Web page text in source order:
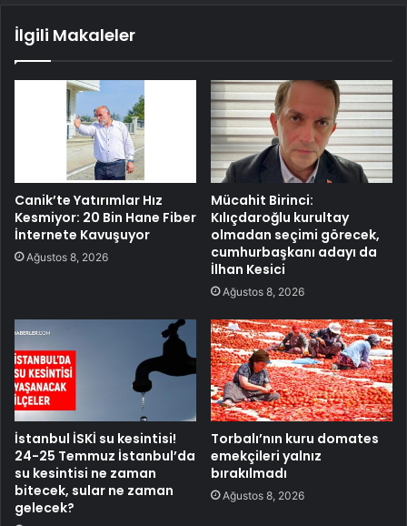
İlgili Makaleler
Canik’te Yatırımlar Hız
Kesmiyor: 20 Bin Hane Fiber
İnternete Kavuşuyor
Ağustos 8, 2026
Mücahit Birinci:
Kılıçdaroğlu kurultay
olmadan seçimi görecek,
cumhurbaşkanı adayı da
İlhan Kesici
Ağustos 8, 2026
İstanbul İSKİ su kesintisi!
24-25 Temmuz İstanbul’da
su kesintisi ne zaman
bitecek, sular ne zaman
gelecek?
Torbalı’nın kuru domates
emekçileri yalnız
bırakılmadı
Ağustos 8, 2026